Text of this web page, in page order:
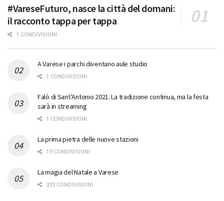
#VareseFuturo, nasce la città del domani:
il racconto tappa per tappa
1 CONDIVISIONI
A Varese i parchi diventano aule studio
1 CONDIVISIONI
Falò di Sant’Antonio 2021. La tradizione continua, ma la festa
sarà in streaming
1 CONDIVISIONI
La prima pietra delle nuove stazioni
19 CONDIVISIONI
La magia del Natale a Varese
323 CONDIVISIONI